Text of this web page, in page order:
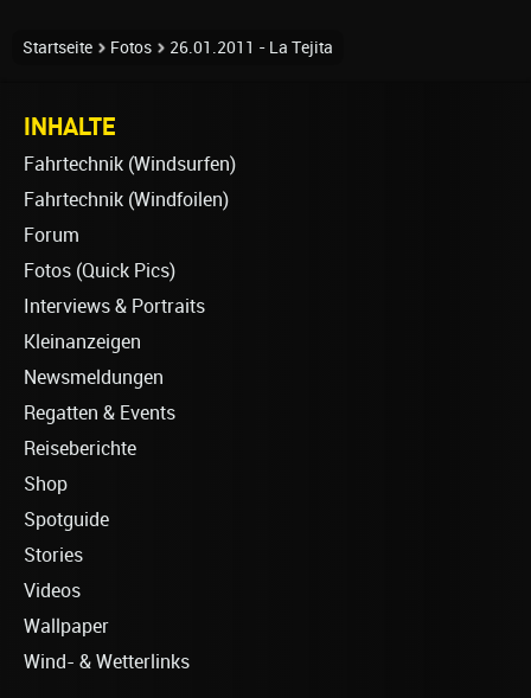
Startseite Fotos 26.01.2011 - La Tejita
INHALTE
Fahrtechnik (Windsurfen)
Fahrtechnik (Windfoilen)
Forum
Fotos (Quick Pics)
Interviews & Portraits
Kleinanzeigen
Newsmeldungen
Regatten & Events
Reiseberichte
Shop
Spotguide
Stories
Videos
Wallpaper
Wind- & Wetterlinks